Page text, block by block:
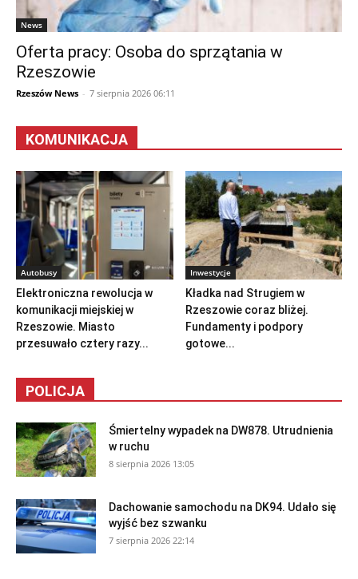
News
Oferta pracy: Osoba do sprzątania w
Rzeszowie
Rzeszów News - 7 sierpnia 2026 06:11
KOMUNIKACJA
Autobusy
Elektroniczna rewolucja w
komunikacji miejskiej w
Rzeszowie. Miasto
przesuwało cztery razy...
Inwestycje
Kładka nad Strugiem w
Rzeszowie coraz bliżej.
Fundamenty i podpory
gotowe...
POLICJA
Śmiertelny wypadek na DW878. Utrudnienia
w ruchu
8 sierpnia 2026 13:05
Dachowanie samochodu na DK94. Udało się
wyjść bez szwanku
7 sierpnia 2026 22:14